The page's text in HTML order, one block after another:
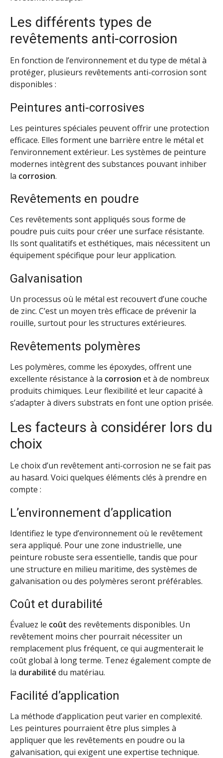
Les différents types de
revêtements anti-corrosion
En fonction de l’environnement et du type de métal à
protéger, plusieurs revêtements anti-corrosion sont
disponibles :
Peintures anti-corrosives
Les peintures spéciales peuvent offrir une protection
efficace. Elles forment une barrière entre le métal et
l’environnement extérieur. Les systèmes de peinture
modernes intègrent des substances pouvant inhiber
la corrosion.
Revêtements en poudre
Ces revêtements sont appliqués sous forme de
poudre puis cuits pour créer une surface résistante.
Ils sont qualitatifs et esthétiques, mais nécessitent un
équipement spécifique pour leur application.
Galvanisation
Un processus où le métal est recouvert d’une couche
de zinc. C’est un moyen très efficace de prévenir la
rouille, surtout pour les structures extérieures.
Revêtements polymères
Les polymères, comme les époxydes, offrent une
excellente résistance à la corrosion et à de nombreux
produits chimiques. Leur flexibilité et leur capacité à
s’adapter à divers substrats en font une option prisée.
Les facteurs à considérer lors du
choix
Le choix d’un revêtement anti-corrosion ne se fait pas
au hasard. Voici quelques éléments clés à prendre en
compte :
L’environnement d’application
Identifiez le type d’environnement où le revêtement
sera appliqué. Pour une zone industrielle, une
peinture robuste sera essentielle, tandis que pour
une structure en milieu maritime, des systèmes de
galvanisation ou des polymères seront préférables.
Coût et durabilité
Évaluez le coût des revêtements disponibles. Un
revêtement moins cher pourrait nécessiter un
remplacement plus fréquent, ce qui augmenterait le
coût global à long terme. Tenez également compte de
la durabilité du matériau.
Facilité d’application
La méthode d’application peut varier en complexité.
Les peintures pourraient être plus simples à
appliquer que les revêtements en poudre ou la
galvanisation, qui exigent une expertise technique.